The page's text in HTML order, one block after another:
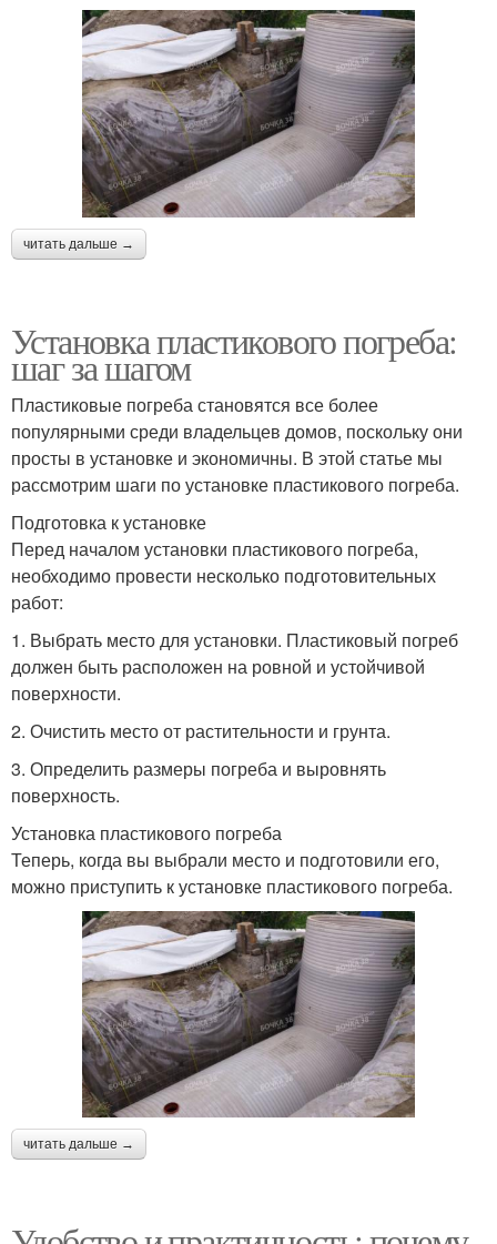
читать дальше →
Установка пластикового погреба:
шаг за шагом
Пластиковые погреба становятся все более
популярными среди владельцев домов, поскольку они
просты в установке и экономичны. В этой статье мы
рассмотрим шаги по установке пластикового погреба.
Подготовка к установке
Перед началом установки пластикового погреба,
необходимо провести несколько подготовительных
работ:
1. Выбрать место для установки. Пластиковый погреб
должен быть расположен на ровной и устойчивой
поверхности.
2. Очистить место от растительности и грунта.
3. Определить размеры погреба и выровнять
поверхность.
Установка пластикового погреба
Теперь, когда вы выбрали место и подготовили его,
можно приступить к установке пластикового погреба.
читать дальше →